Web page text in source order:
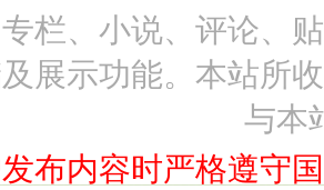
栏、小说、评论、
及展示功能。本站所
与本
布内容时严格遵守